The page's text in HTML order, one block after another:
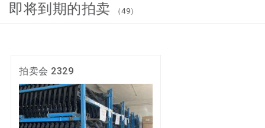
即将到期的拍卖 （49）
拍卖会 2329